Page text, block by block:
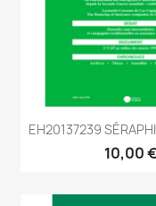
Aperçu
EH20137239
10,00 €